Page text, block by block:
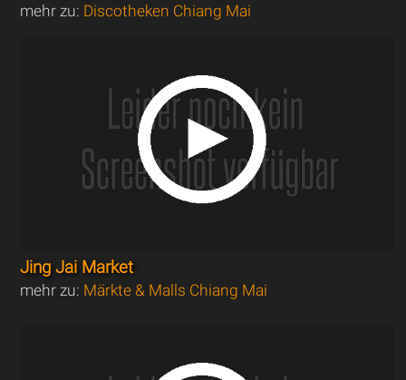
mehr zu: Discotheken Chiang Mai
Jing Jai Market
mehr zu: Märkte & Malls Chiang Mai